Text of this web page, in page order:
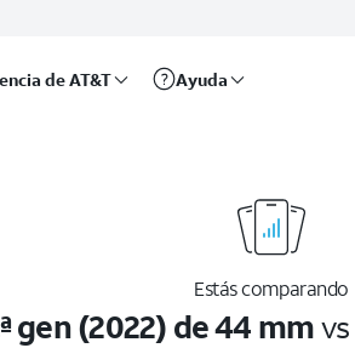
de AT&T Ayuda
Estás comparando
gen (2022) de 44 mmvs